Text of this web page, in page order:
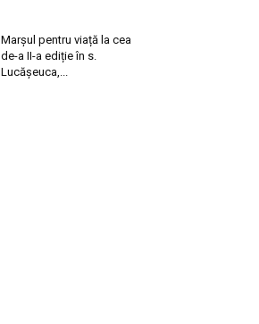
Marșul pentru viață la cea
de-a II-a ediție în s.
Lucășeuca,...